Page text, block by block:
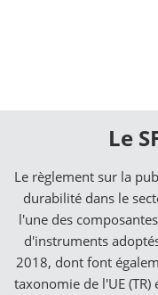
Le
Le règlement sur la
durabilité dans le
l'une des
d'instruments
2018, dont font
taxonomie de l'UE